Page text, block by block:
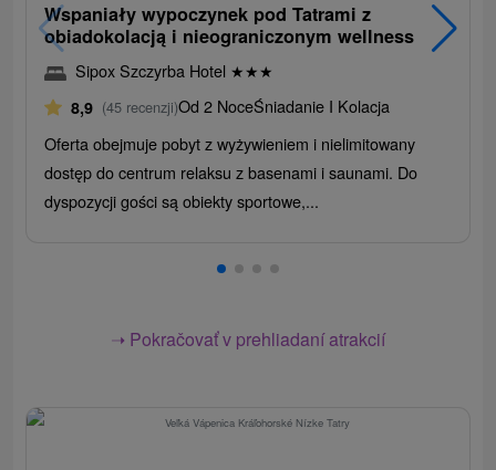
Wspaniały wypoczynek pod Tatrami z
obiadokolacją i nieograniczonym wellness
Sipox Szczyrba Hotel ★★★
8,9 (45 recenzji)Od 2 NoceŚniadanie I Kolacja
Oferta obejmuje pobyt z wyżywieniem i nielimitowany
dostęp do centrum relaksu z basenami i saunami. Do
dyspozycji gości są obiekty sportowe,...
➝ Pokračovať v prehliadaní atrakcií